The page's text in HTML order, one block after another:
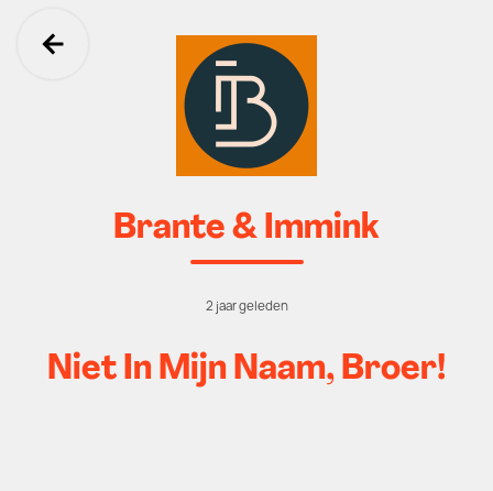
Ga terug
Brante & Immink
2 jaar geleden
Niet In Mijn Naam, Broer!